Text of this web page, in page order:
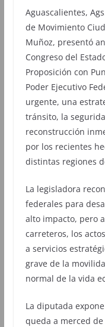
Aguascalientes,
de Movimiento
Muñoz, presentó
Congreso del
Proposición con
Poder Ejecutivo
urgente, una
tránsito, la
reconstrucción
por los recientes
distintas regiones
La legisladora
federales para
alto impacto, pero
carreteros, los
a servicios
grave de la
normal de la vida
La diputada
queda a merced